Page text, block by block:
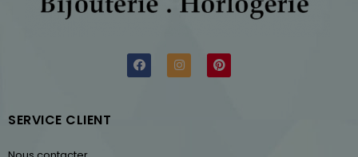
SERVICE CLIENT